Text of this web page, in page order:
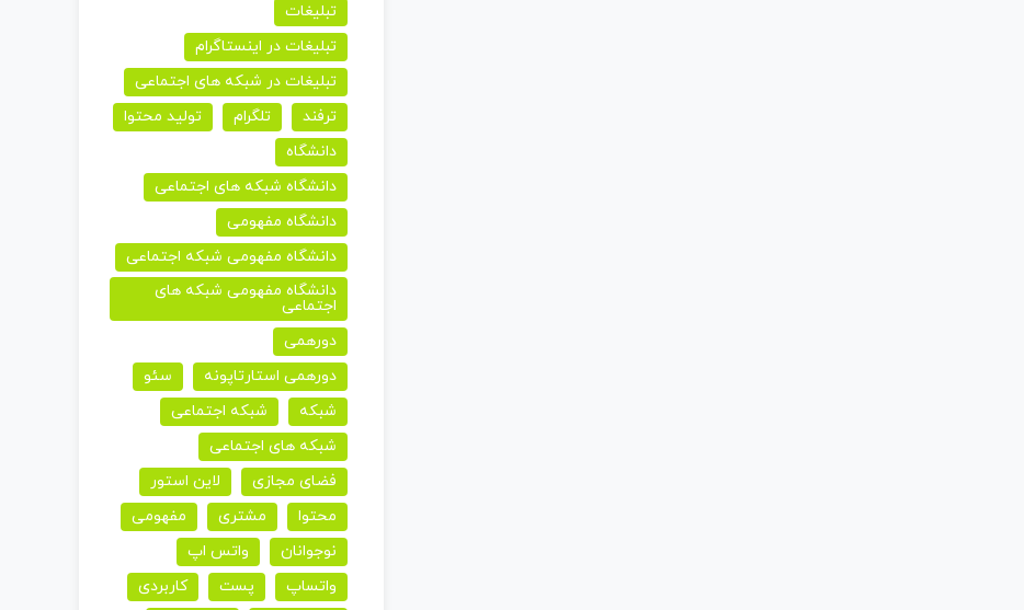
تبلیغات
تبلیغات در اینستاگرام
تبلیغات در شبکه های اجتماعی
ترفند
تلگرام
تولید محتوا
دانشگاه
دانشگاه شبکه های اجتماعی
دانشگاه مفهومی
دانشگاه مفهومی شبکه اجتماعی
دانشگاه مفهومی شبکه های
اجتماعی
دورهمی
دورهمی استارتاپونه
سئو
شبکه
شبکه اجتماعی
شبکه های اجتماعی
فضای مجازی
لاین استور
محتوا
مشتری
مفهومی
نوجوانان
واتس اپ
واتساپ
پست
کاربردی